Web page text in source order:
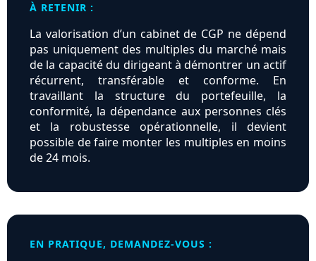
À RETENIR :
La valorisation d’un cabinet de CGP ne dépend
pas uniquement des multiples du marché mais
de la capacité du dirigeant à démontrer un actif
récurrent, transférable et conforme. En
travaillant la structure du portefeuille, la
conformité, la dépendance aux personnes clés
et la robustesse opérationnelle, il devient
possible de faire monter les multiples en moins
de 24 mois.
EN PRATIQUE, DEMANDEZ-VOUS :